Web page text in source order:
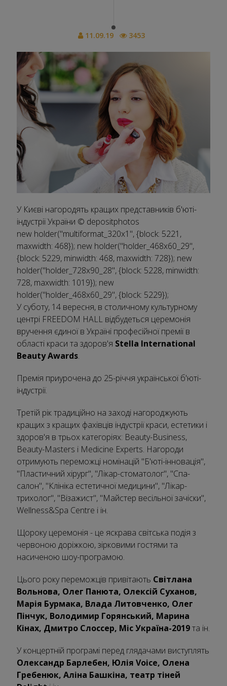
11.09.19 3453
У Києві нагородять кращих представників б'юті-
індустрії України © depositphotos
new holder("multiformat_320x1", {block: 5221,
maxwidth: 468}); new holder("holder_468x60_29",
{block: 5229, minwidth: 468, maxwidth: 728}); new
holder("holder_728x90_28", {block: 5228, minwidth:
728, maxwidth: 1019}); new
holder("holder_468x60_29", {block: 5229});
У суботу, 14 вересня, в столичному культурному
центрі FREEDOM HALL відбудеться церемонія
вручення єдиної в Україні професійної премії в
області краси та здоров'я Stella International
Beauty Awards.
Премія приурочена до 25-річчя української б'юті-
індустрії.
Третій рік традиційно на заході нагороджують
кращих з кращих фахівців індустрії краси, естетики і
здоров'я в трьох категоріях: Beauty-Business,
Beauty-Masters і Medicine Experts. Нагороди
отримують переможці номінацій "Б'юті-інновація",
"Пластичний хірург", "Лікар-стоматолог", "Спа-
салон", "Клініка естетичної медицини", "Лікар-
трихолог", "Візажист", "Майстер весільної зачіски",
Wellness&Spa Centre і ін.
Щороку церемонія - це яскрава світська подія з
червоною доріжкою, зірковими гостями та
насиченою шоу-програмою.
Цього року переможців привітають Світлана
Вольнова, Олег Панюта, Олексій Суханов,
Марія Бурмака, Влада Литовченко, Олег
Пінчук, Володимир Горянський, Марина
Кінах, Дмитро Слоссер, Міс Україна-2019та ін.
У концертній програмі перед глядачами виступлять
Олександр Барлебен, Юлія Voice, Олена
Гребенюк, Аліна Башкіна, театр тіней